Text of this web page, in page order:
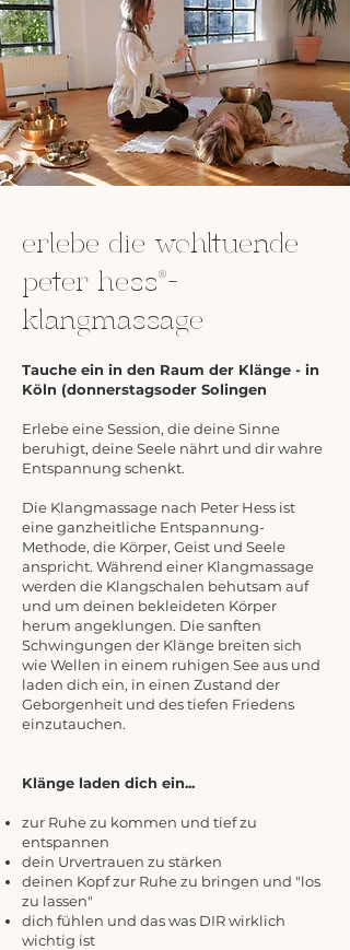
erlebe die wohltuende
peter hess®-
klangmassage
Tauche ein in den Raum der Klänge - in
Köln (donnerstagsoder Solingen
Erlebe eine Session, die deine Sinne
beruhigt, deine Seele nährt und dir wahre
Entspannung schenkt.
Die Klangmassage nach Peter Hess ist
eine ganzheitliche Entspannung-
Methode, die Körper, Geist und Seele
anspricht. Während einer Klangmassage
werden die Klangschalen behutsam auf
und um deinen bekleideten Körper
herum angeklungen. Die sanften
Schwingungen der Klänge breiten sich
wie Wellen in einem ruhigen See aus und
laden dich ein, in einen Zustand der
Geborgenheit und des tiefen Friedens
einzutauchen.
Klänge laden dich ein...
zur Ruhe zu kommen und tief zu
entspannen
dein Urvertrauen zu stärken
deinen Kopf zur Ruhe zu bringen und "los
zu lassen"
dich fühlen und das was DIR wirklich
wichtig ist